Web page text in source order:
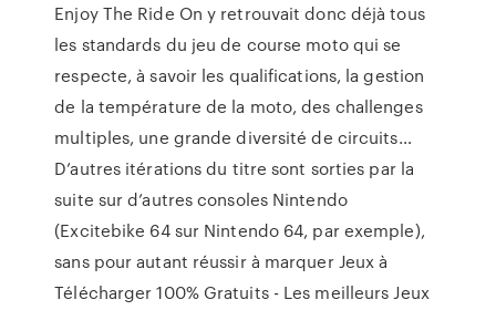
Enjoy The Ride On y retrouvait donc déjà tous
les standards du jeu de course moto qui se
respecte, à savoir les qualifications, la gestion
de la température de la moto, des challenges
multiples, une grande diversité de circuits…
D’autres itérations du titre sont sorties par la
suite sur d’autres consoles Nintendo
(Excitebike 64 sur Nintendo 64, par exemple),
sans pour autant réussir à marquer Jeux à
Télécharger 100% Gratuits - Les meilleurs Jeux